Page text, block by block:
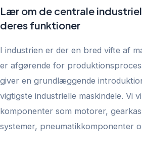
Lær om de centrale
deres funktioner
I industrien er der en bred vifte af
er afgørende for
giver en grundlæggende
vigtigste industrielle maskindele. Vi
komponenter som motorer,
systemer, pneumatikkomponenter